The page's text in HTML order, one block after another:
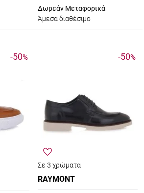
Δωρεάν Μεταφορικά
Άμεσα διαθέσιμο
-50% -50%
Σε 3 χρώματα
RAYMONT